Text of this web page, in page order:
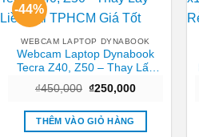
-44%
WEBCAM LAPTOP DYNABOOK
Webcam Laptop Dynabook
Tecra Z40, Z50 – Thay Lấy
₫450,000 Giá
là:
₫450,000.
₫250,000Giá
tại
₫250,000.
THÊM VÀO GIỎ HÀNG